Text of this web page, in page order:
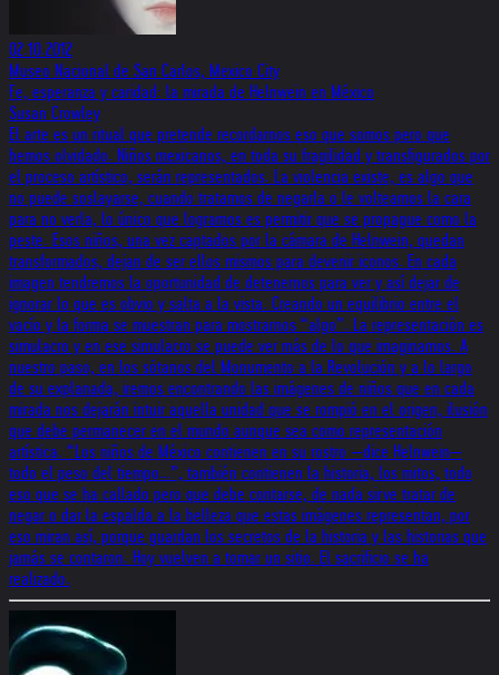
02.10.2012
Museo Nacional de San Carlos, Mexico City
Fe, esperanza y caridad: la mirada de Helnwein en México
Susan Crowley
El arte es un ritual que pretende recordarnos eso que somos pero que
hemos olvidado. Niños mexicanos, en toda su fragilidad y transfigurados por
el proceso artístico, serán representados. La violencia existe, es algo que
no puede soslayarse, cuando tratamos de negarla o le volteamos la cara
para no verla, lo único que logramos es permitir que se propague como la
peste. Esos niños, una vez captados por la cámara de Helnwein, quedan
transformados, dejan de ser ellos mismos para devenir iconos. En cada
imagen tendremos la oportunidad de detenernos para ver y así dejar de
ignorar lo que es obvio y salta a la vista. Creando un equilibrio entre el
vacío y la forma se muestran para mostrarnos “algo”. La representación es
simulacro y en ese simulacro se puede ver más de lo que imaginamos. A
nuestro paso, en los sótanos del Monumento a la Revolución y a lo largo
de su explanada, iremos encontrando las imágenes de niños que en cada
mirada nos dejarán intuir aquella unidad que se rompió en el origen, ilusión
que debe permanecer en el mundo aunque sea como representación
artística. “Los niños de México contienen en su rostro —dice Helnwein—
todo el peso del tiempo…”, también contienen la historia, los mitos, todo
eso que se ha callado pero que debe contarse, de nada sirve tratar de
negar o dar la espalda a la belleza que estas imágenes representan, por
eso miran así, porque guardan los secretos de la historia y las historias que
jamás se contaron. Hoy vuelven a tomar un sitio. El sacrificio se ha
realizado.